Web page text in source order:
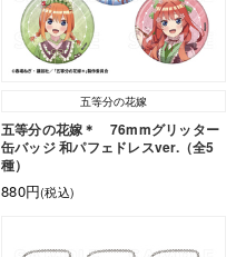
五等分の花嫁
五等分の花嫁＊ 76mmグリッター
缶バッジ 和パフェドレスver.（全5
種）
880円(税込)